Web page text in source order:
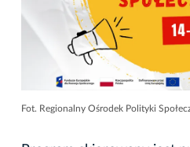
Fot. Regionalny Ośrodek Polityki